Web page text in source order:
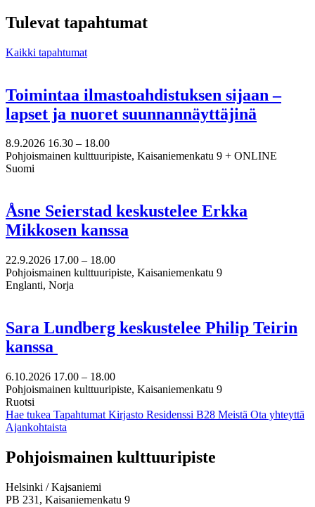
välilehteen
Tulevat tapahtumat
Kaikki tapahtumat
Toimintaa ilmastoahdistuksen sijaan –
lapset ja nuoret suunnannäyttäjinä
8.9.2026 16.30 – 18.00
Pohjoismainen kulttuuripiste, Kaisaniemenkatu 9 + ONLINE
Suomi
Åsne Seierstad keskustelee Erkka
Mikkosen kanssa
22.9.2026 17.00 – 18.00
Pohjoismainen kulttuuripiste, Kaisaniemenkatu 9
Englanti, Norja
Sara Lundberg keskustelee Philip Teirin
kanssa
6.10.2026 17.00 – 18.00
Pohjoismainen kulttuuripiste, Kaisaniemenkatu 9
Ruotsi
Hae tukea Tapahtumat Kirjasto Residenssi B28 Meistä Ota yhteyttä
Ajankohtaista
Facebook:
Avataan
välilehteen
Instagram:
Avataan
välilehteen
TikTok:
Avataan
välilehteen
Youtube:
Avataan
välilehteen
Vimeo:
Avataan
välilehteen
Pohjoismainen kulttuuripiste
Helsinki / Kajsaniemi
PB 231, Kaisaniemenkatu 9